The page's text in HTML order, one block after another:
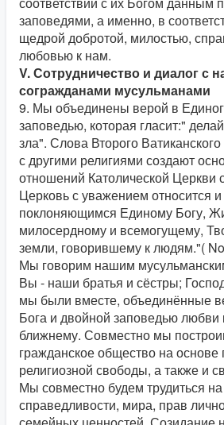
заповедями, а именно, в
щедрой добротой, милостью,
любовью к нам.
V. Сотрудничество и диалог с
согражданами мусульманами
9. Мы объединены верой в
заповедью, которая гласит:"
зла". Слова Второго
с другими религиями создают
отношений Католической Церкви
Церковь с уважением относится
поклоняющимся Единому Богу,
милосердному и всемогущему,
земли, говорившему к людям."(
Мы говорим нашим
Вы - наши братья и сёстры;
мы были вместе, объединённые
Бога и двойной заповедью любви
ближнему. Совместно мы
гражданское общество на основе
религиозной свободы, а также и
Мы совместно будем трудиться
справедливости, мира, прав